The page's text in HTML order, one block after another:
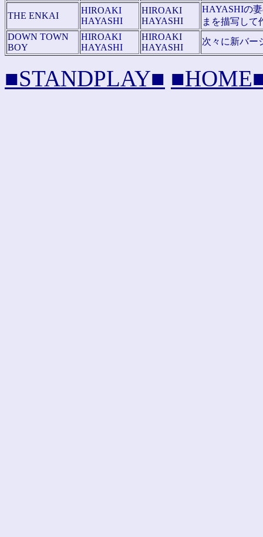
THE ENKAI
HIROAKI
HAYASHI
HIROAKI
HAYASHI
HAYASHIの
まを描写して
DOWN TOWN
BOY
HIROAKI
HAYASHI
HIROAKI
HAYASHI
次々に新バー
■STANDPLAY■